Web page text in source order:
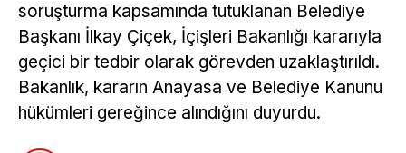
soruşturma kapsamında tutuklanan Belediye
Başkanı İlkay Çiçek, İçişleri Bakanlığı kararıyla
geçici bir tedbir olarak görevden uzaklaştırıldı.
Bakanlık, kararın Anayasa ve Belediye Kanunu
hükümleri gereğince alındığını duyurdu.